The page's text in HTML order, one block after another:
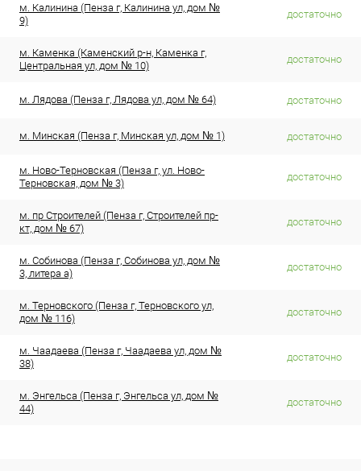
м. Калинина (Пенза г, Калинина ул, дом №
9)
достаточно
м. Каменка (Каменский р-н, Каменка г,
Центральная ул, дом № 10)
достаточно
м. Лядова (Пенза г, Лядова ул, дом № 64) достаточно
м. Минская (Пенза г, Минская ул, дом № 1) достаточно
м. Ново-Терновская (Пенза г, ул. Ново-
Терновская, дом № 3)
достаточно
м. пр Строителей (Пенза г, Строителей пр-
кт, дом № 67)
достаточно
м. Собинова (Пенза г, Собинова ул, дом №
3, литера а)
достаточно
м. Терновского (Пенза г, Терновского ул,
дом № 116)
достаточно
м. Чаадаева (Пенза г, Чаадаева ул, дом №
38)
достаточно
м. Энгельса (Пенза г, Энгельса ул, дом №
44)
достаточно